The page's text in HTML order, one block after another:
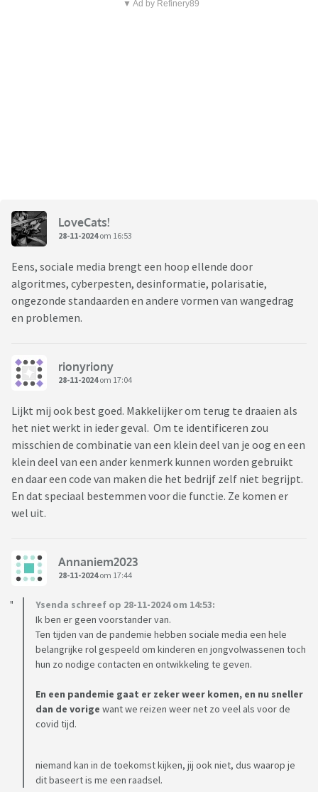
▼ Ad by Refinery89
LoveCats!
28-11-2024om 16:53
Eens, sociale media brengt een hoop ellende door
algoritmes, cyberpesten, desinformatie, polarisatie,
ongezonde standaarden en andere vormen van wangedrag
en problemen.
rionyriony
28-11-2024om 17:04
Lijkt mij ook best goed. Makkelijker om terug te draaien als
het niet werkt in ieder geval. Om te identificeren zou
misschien de combinatie van een klein deel van je oog en een
klein deel van een ander kenmerk kunnen worden gebruikt
en daar een code van maken die het bedrijf zelf niet begrijpt.
En dat speciaal bestemmen voor die functie. Ze komen er
wel uit.
Annaniem2023
28-11-2024om 17:44
Ysenda schreef op 28-11-2024 om 14:53:
Ik ben er geen voorstander van.
Ten tijden van de pandemie hebben sociale media een hele
belangrijke rol gespeeld om kinderen en jongvolwassenen toch
hun zo nodige contacten en ontwikkeling te geven.
En een pandemie gaat er zeker weer komen, en nu sneller
dan de vorige want we reizen weer net zo veel als voor de
covid tijd.
niemand kan in de toekomst kijken, jij ook niet, dus waarop je
dit baseert is me een raadsel.